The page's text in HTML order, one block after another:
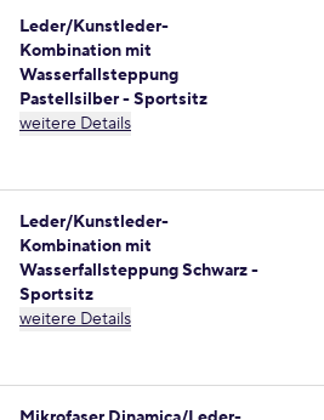
Leder/Kunstleder-
Kombination mit
Wasserfallsteppung
Pastellsilber - Sportsitz
weitere Details
Leder/Kunstleder-
Kombination mit
Wasserfallsteppung Schwarz -
Sportsitz
weitere Details